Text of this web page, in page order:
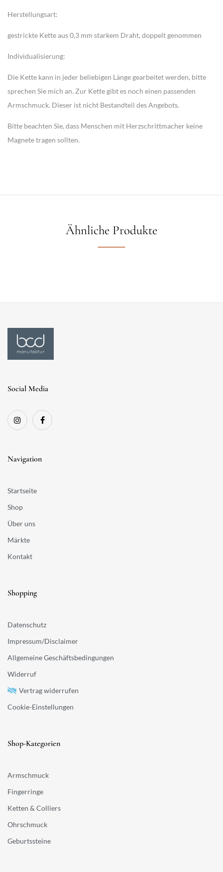
Herstellungsart:
gestrickte Kette aus 0,3 mm starkem Draht, doppelt genommen
Individualisierung:
Die Kette kann in jeder beliebigen Länge gearbeitet werden, bitte
sprechen Sie mich an. Zur Kette gibt es noch einen passenden
Armschmuck. Dieser ist nicht Bestandteil des Angebots.
Bitte beachten Sie, dass Menschen mit Herzschrittmacher keine
Magnete tragen sollten.
Ähnliche Produkte
Social Media
Navigation
Startseite
Shop
Über uns
Märkte
Kontakt
Shopping
Datenschutz
Impressum/Disclaimer
Allgemeine Geschäftsbedingungen
Widerruf
Vertrag widerrufen
Cookie-Einstellungen
Shop-Kategorien
Armschmuck
Fingerringe
Ketten & Colliers
Ohrschmuck
Geburtssteine